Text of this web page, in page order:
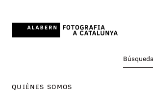
QUIÉNES SOMOS